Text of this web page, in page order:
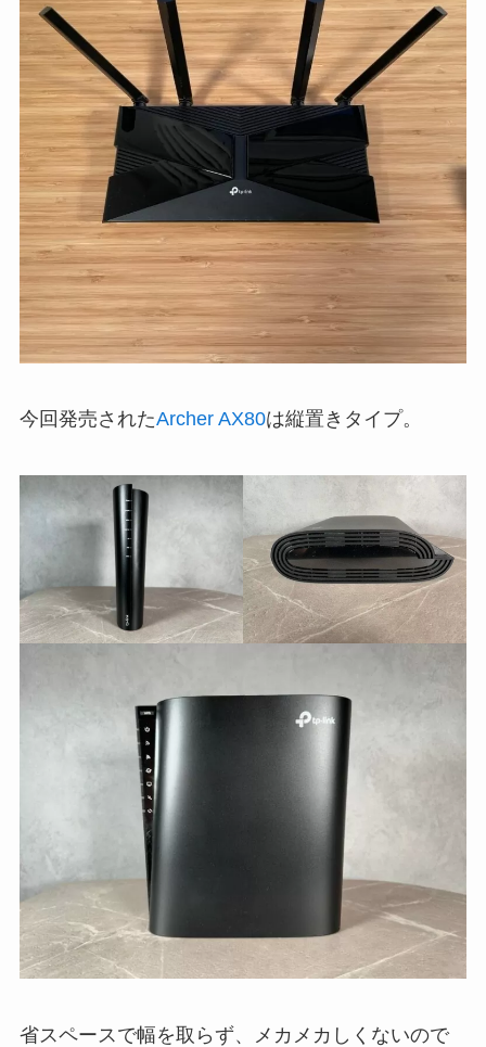
今回発売されたArcher AX80は縦置きタイプ。
省スペースで幅を取らず、メカメカしくないので